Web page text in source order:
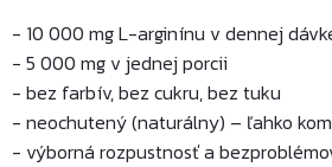
- 10 000 mg L-arginínu v dennej
- 5 000 mg v jednej porcii
- bez farbív, bez cukru, bez tuku
- neochutený (naturálny) – ľahko
- výborná rozpustnosť a